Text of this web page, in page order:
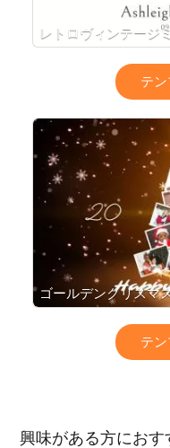
レトロヴィンテージ
ージュ
テ
ゴールデンクリスマ
テ
興味がある方におす